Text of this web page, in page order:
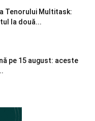
Tenorului Multitask:
la două...
pe 15 august: aceste